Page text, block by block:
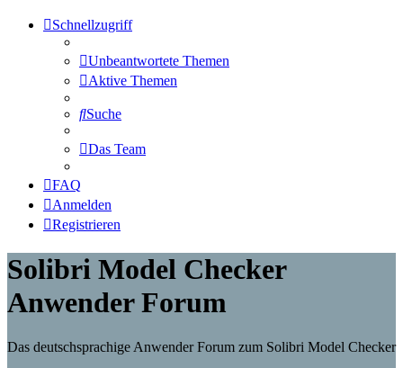
Schnellzugriff
Unbeantwortete Themen
Aktive Themen
Suche
Das Team
FAQ
Anmelden
Registrieren
Solibri Model Checker
Anwender Forum
Das deutschsprachige Anwender Forum zum Solibri Model Checker